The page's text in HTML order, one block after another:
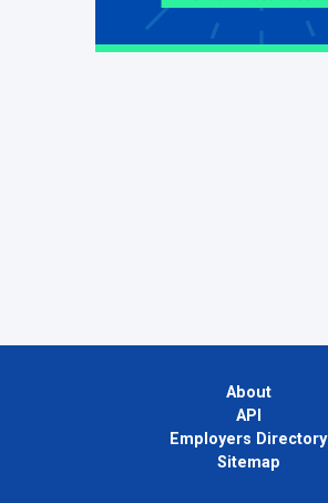
About
API
Employers Directory
Sitemap